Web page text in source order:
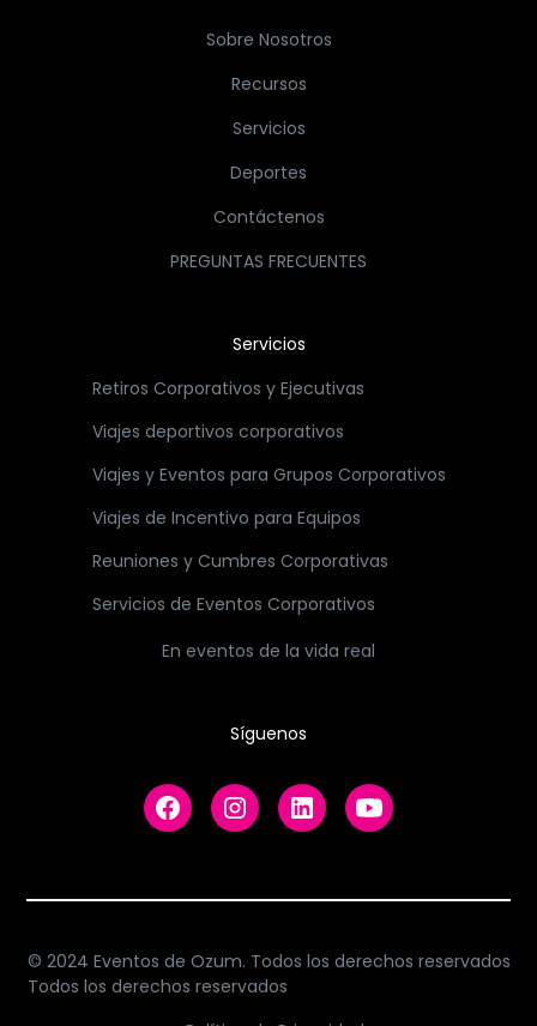
Sobre Nosotros
Recursos
Servicios
Deportes
Contáctenos
PREGUNTAS FRECUENTES
Servicios
Retiros Corporativos y Ejecutivas
Viajes deportivos corporativos
Viajes y Eventos para Grupos Corporativos
Viajes de Incentivo para Equipos
Reuniones y Cumbres Corporativas
Servicios de Eventos Corporativos
En eventos de la vida real
Síguenos
© 2024 Eventos de Ozum. Todos los derechos reservados
Todos los derechos reservados